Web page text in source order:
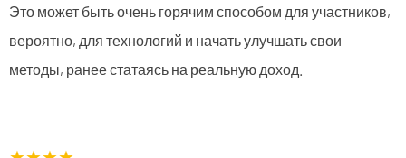
Это может быть очень горячим способом для участников,
вероятно, для технологий и начать улучшать свои
методы, ранее статаясь на реальную доход.